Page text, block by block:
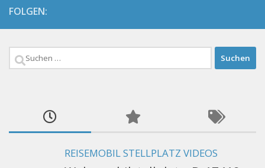
FOLGEN:
Suchen
REISEMOBIL STELLPLATZ VIDEOS